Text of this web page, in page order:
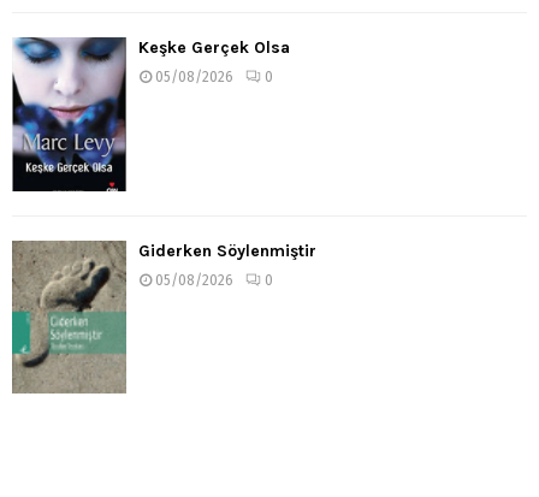
Keşke Gerçek Olsa
05/08/2026 0
Giderken Söylenmiştir
05/08/2026 0